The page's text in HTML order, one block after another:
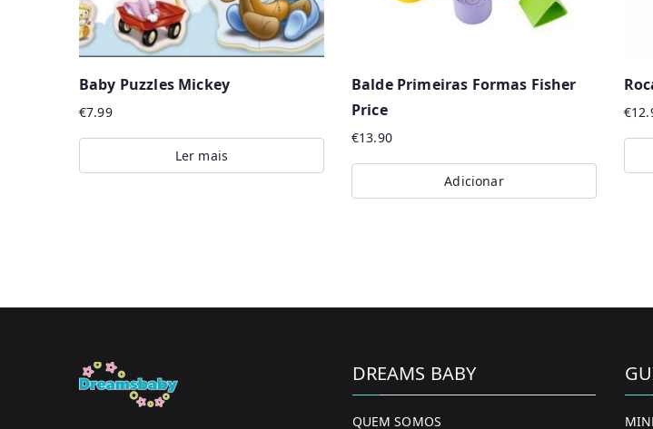
Baby Puzzles Mickey
€7.99
Ler mais
Balde Primeiras Formas Fisher
Price
€13.90
Adicionar
€
DREAMS BABY
QUEM SOMOS